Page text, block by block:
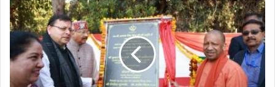
पौ
ड़ी
के
म
के
श्व